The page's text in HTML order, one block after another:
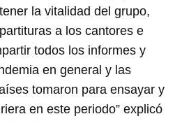
la vitalidad del grupo,
a los cantores e
todos los informes y
en general y las
tomaron para ensayar y
en este periodo” explicó